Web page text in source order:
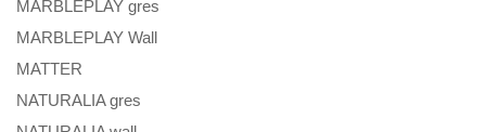
MARBLEPLAY gres
MARBLEPLAY Wall
MATTER
NATURALIA gres